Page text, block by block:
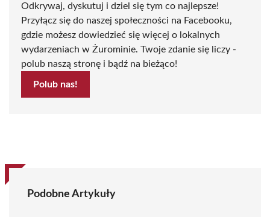
Odkrywaj, dyskutuj i dziel się tym co najlepsze!
Przyłącz się do naszej społeczności na Facebooku,
gdzie możesz dowiedzieć się więcej o lokalnych
wydarzeniach w Żurominie. Twoje zdanie się liczy -
polub naszą stronę i bądź na bieżąco!
Polub nas!
Podobne Artykuły